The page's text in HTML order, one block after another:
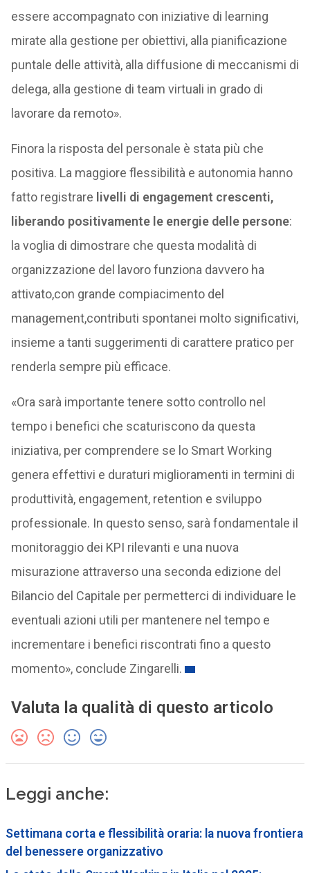
essere accompagnato con iniziative di learning
mirate alla gestione per obiettivi, alla pianificazione
puntale delle attività, alla diffusione di meccanismi di
delega, alla gestione di team virtuali in grado di
lavorare da remoto».
Finora la risposta del personale è stata più che
positiva. La maggiore flessibilità e autonomia hanno
fatto registrare livelli di engagement crescenti,
liberando positivamente le energie delle persone:
la voglia di dimostrare che questa modalità di
organizzazione del lavoro funziona davvero ha
attivato,con grande compiacimento del
management,contributi spontanei molto significativi,
insieme a tanti suggerimenti di carattere pratico per
renderla sempre più efficace.
«Ora sarà importante tenere sotto controllo nel
tempo i benefici che scaturiscono da questa
iniziativa, per comprendere se lo Smart Working
genera effettivi e duraturi miglioramenti in termini di
produttività, engagement, retention e sviluppo
professionale. In questo senso, sarà fondamentale il
monitoraggio dei KPI rilevanti e una nuova
misurazione attraverso una seconda edizione del
Bilancio del Capitale per permetterci di individuare le
eventuali azioni utili per mantenere nel tempo e
incrementare i benefici riscontrati fino a questo
momento», conclude Zingarelli.
Valuta la qualità di questo articolo
Leggi anche:
Settimana corta e flessibilità oraria: la nuova frontiera
del benessere organizzativo